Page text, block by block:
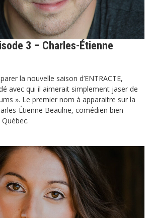
3 – Charles-Étienne
la nouvelle saison d’ENTRACTE,
avec qui il aimerait simplement jaser de
». Le premier nom à apparaitre sur la
Étienne Beaulne, comédien bien